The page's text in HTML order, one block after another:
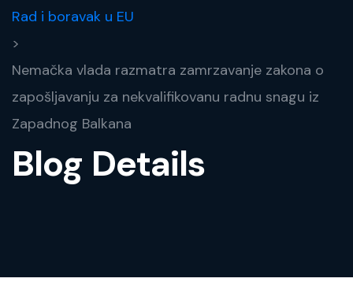
Rad i boravak u EU
>
Nemačka vlada razmatra zamrzavanje zakona o
zapošljavanju za nekvalifikovanu radnu snagu iz
Zapadnog Balkana
Blog Details